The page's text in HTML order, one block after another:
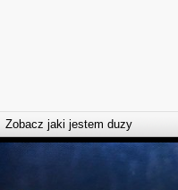
Zobacz jaki jestem duzy